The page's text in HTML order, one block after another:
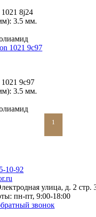
8j24
3.5 мм.
9c97
3.5 мм.
1
10-92
улица, д. 2 стр.
пн-пт, 9:00-18:00
звонок